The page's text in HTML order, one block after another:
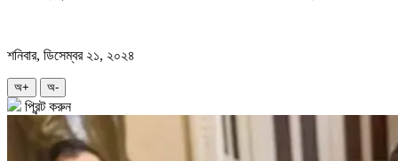
শনিবার, ডিসেম্বর ২১, ২০২৪
অ+ অ-
প্রিন্ট করুন